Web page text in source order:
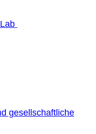
gesellschaftliche